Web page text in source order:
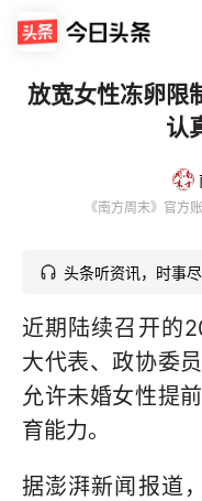
放宽女性冻卵限
认
头条听资讯，时事
近期陆续召开的
大代表、政协委
允许未婚女性提
育能力。
据澎湃新闻报道